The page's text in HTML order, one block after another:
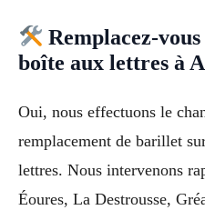
Remplacez-
boîte aux lettres à
Oui, nous effectuons le
remplacement de barillet
lettres. Nous intervenons
Éoures, La Destrousse,